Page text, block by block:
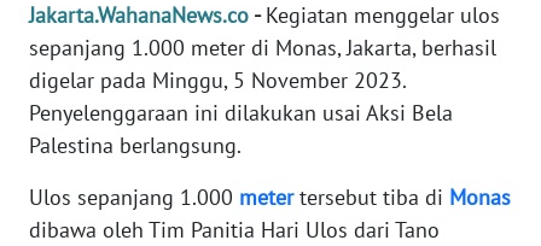
Jakarta.WahanaNews.co -Kegiatan menggelar ulos
sepanjang 1.000 meter di Monas, Jakarta, berhasil
digelar pada Minggu, 5 November 2023.
Penyelenggaraan ini dilakukan usai Aksi Bela
Palestina berlangsung.
Ulos sepanjang 1.000 metertersebut tiba di Monas
dibawa oleh Tim Panitia Hari Ulos dari Tano
SIBER
REDAKSI
KARIR
DISCLAIMER